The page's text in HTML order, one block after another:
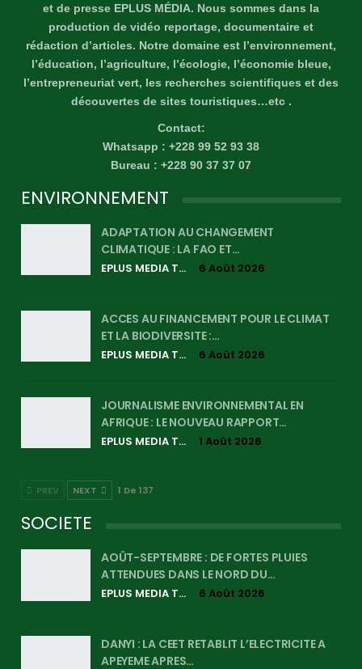
et de presse EPLUS MÉDIA. Nous sommes dans la
production de vidéo reportage, documentaire et
rédaction d’articles. Notre domaine est l’environnement,
l’éducation, l’agriculture, l’écologie, l’économie bleue,
l’entrepreneuriat vert, les recherches scientifiques et des
découvertes de sites touristiques…etc .
Contact:
Whatsapp : +228 99 52 93 38
Bureau : +228 90 37 37 07
ENVIRONNEMENT
ADAPTATION AU CHANGEMENT
CLIMATIQUE : LA FAO ET…
EPLUS MEDIA TV 6 Août 2026
ACCES AU FINANCEMENT POUR LE CLIMAT
ET LA BIODIVERSITE :…
EPLUS MEDIA TV 6 Août 2026
JOURNALISME ENVIRONNEMENTAL EN
AFRIQUE : LE NOUVEAU RAPPORT…
EPLUS MEDIA TV 1 Août 2026
PREV NEXT 1 De 137
SOCIETE
AOÛT-SEPTEMBRE : DE FORTES PLUIES
ATTENDUES DANS LE NORD DU…
EPLUS MEDIA TV 6 Août 2026
DANYI : LA CEET RETABLIT L’ELECTRICITE A
APEYEME APRES…